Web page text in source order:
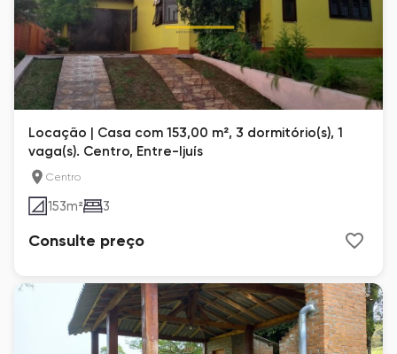
Locação | Casa com 153,00 m², 3 dormitório(s), 1
vaga(s). Centro, Entre-Ijuís
Centro
153m² 3
Consulte preço